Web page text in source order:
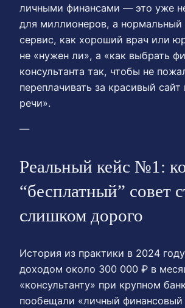
личными финансами — это уже
для миллионеров, а нормальный
сервис, как хороший врач или
не «нужен ли», а «как выбрать
консультанта так, чтобы не
переплачивать за красивый
речи».
—
Реальный кейс №1:
“бесплатный” совет
слишком дорого
История из практики в 2024
доходом около 300 000 ₽ в
«консультанту» при крупном
пообещали «личный финансовый